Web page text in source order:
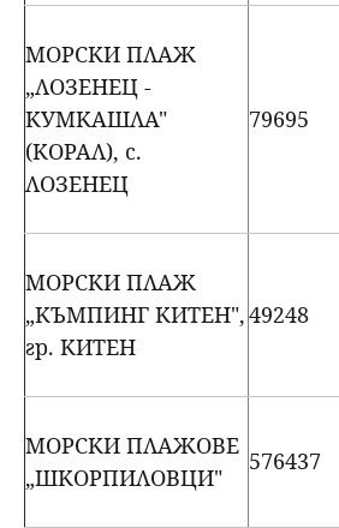
МОРСКИ ПЛАЖ
„ЛОЗЕНЕЦ -
КУМКАШЛА"
(КОРАЛ), с.
ЛОЗЕНЕЦ
79695
МОРСКИ ПЛАЖ
„КЪМПИНГ КИТЕН",
гр. КИТЕН
49248
МОРСКИ ПЛАЖОВЕ
„ШКОРПИЛОВЦИ"
576437